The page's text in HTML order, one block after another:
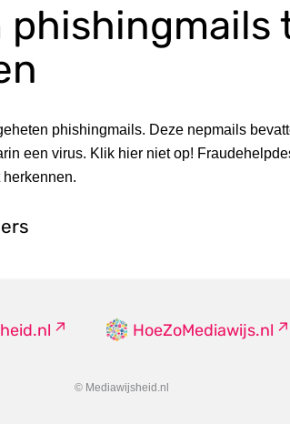
phishingmails
phishingmails. Deze nepmails
een virus. Klik hier niet op!
HoeZoMediawijs.nl
© Mediawijsheid.nl